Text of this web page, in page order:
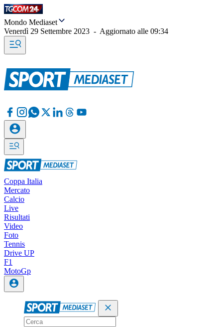
Mondo Mediaset
Venerdì 29 Settembre 2023 - Aggiornato alle 09:34
Coppa Italia
Mercato
Calcio
Live
Risultati
Video
Foto
Tennis
Drive UP
F1
MotoGp